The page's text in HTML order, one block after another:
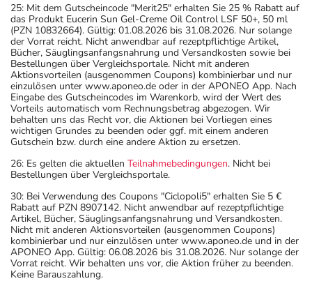
25: Mit dem Gutscheincode "Merit25" erhalten Sie 25 % Rabatt auf
das Produkt Eucerin Sun Gel-Creme Oil Control LSF 50+, 50 ml
(PZN 10832664). Gültig: 01.08.2026 bis 31.08.2026. Nur solange
der Vorrat reicht. Nicht anwendbar auf rezeptpflichtige Artikel,
Bücher, Säuglingsanfangsnahrung und Versandkosten sowie bei
Bestellungen über Vergleichsportale. Nicht mit anderen
Aktionsvorteilen (ausgenommen Coupons) kombinierbar und nur
einzulösen unter www.aponeo.de oder in der APONEO App. Nach
Eingabe des Gutscheincodes im Warenkorb, wird der Wert des
Vorteils automatisch vom Rechnungsbetrag abgezogen. Wir
behalten uns das Recht vor, die Aktionen bei Vorliegen eines
wichtigen Grundes zu beenden oder ggf. mit einem anderen
Gutschein bzw. durch eine andere Aktion zu ersetzen.
26: Es gelten die aktuellen Teilnahmebedingungen. Nicht bei
Bestellungen über Vergleichsportale.
30: Bei Verwendung des Coupons "Ciclopoli5" erhalten Sie 5 €
Rabatt auf PZN 8907142. Nicht anwendbar auf rezeptpflichtige
Artikel, Bücher, Säuglingsanfangsnahrung und Versandkosten.
Nicht mit anderen Aktionsvorteilen (ausgenommen Coupons)
kombinierbar und nur einzulösen unter www.aponeo.de und in der
APONEO App. Gültig: 06.08.2026 bis 31.08.2026. Nur solange der
Vorrat reicht. Wir behalten uns vor, die Aktion früher zu beenden.
Keine Barauszahlung.